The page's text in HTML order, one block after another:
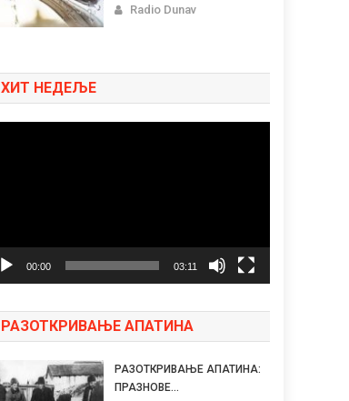
Radio Dunav
ХИТ НЕДЕЉЕ
00:00 03:11
РАЗОТКРИВАЊЕ АПАТИНА
РАЗОТКРИВАЊЕ АПАТИНА:
ПРАЗНОВЕ...